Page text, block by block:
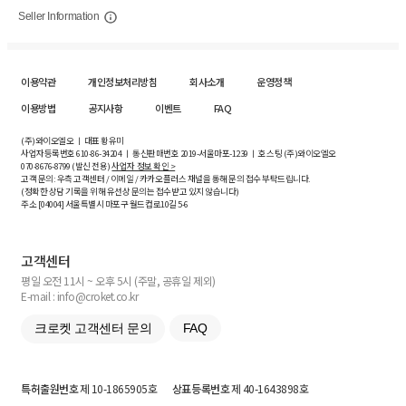
Seller Information
이용약관 개인정보처리방침 회사소개
운영정책
이용방법
공지사항 이벤트 FAQ
(주)와이오엘오 ㅣ 대표 황유미
사업자등록번호610-86-34204ㅣ 통신판매번호 2019-서울마포-1239 ㅣ 호스팅 (주)와이오엘오
070-8676-8799 (발신 전용)사업자 정보 확인 >
고객 문의: 우측 고객센터 / 이메일 / 카카오플러스 채널을 통해 문의 접수 부탁드립니다.
(정확한 상담 기록을 위해 유선상 문의는 접수받고 있지 않습니다)
주소 [04004] 서울특별시 마포구 월드컵로10길5-6
고객센터
평일 오전 11시 ~ 오후 5시 (주말, 공휴일 제외)
E-mail : info@croket.co.kr
크로켓 고객센터 문의 FAQ
특허출원번호제 10-1865905호 상표등록번호제 40-1643898호